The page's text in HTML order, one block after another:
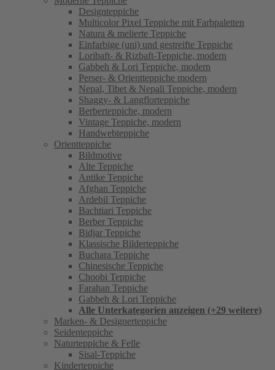
Designteppiche
Multicolor Pixel Teppiche mit Farbpaletten
Natura & melierte Teppiche
Einfarbige (uni) und gestreifte Teppiche
Loribaft- & Rizbaft-Teppiche, modern
Gabbeh & Lori Teppiche, modern
Perser- & Orientteppiche modern
Nepal, Tibet & Nepali Teppiche, modern
Shaggy- & Langflorteppiche
Berberteppiche, modern
Vintage Teppiche, modern
Handwebteppiche
Orientteppiche
Bildmotive
Alte Teppiche
Antike Teppiche
Afghan Teppiche
Ardebil Teppiche
Bachtiari Teppiche
Berber Teppiche
Bidjar Teppiche
Klassische Bilderteppiche
Buchara Teppiche
Chinesische Teppiche
Choobi Teppiche
Farahan Teppiche
Gabbeh & Lori Teppiche
Alle Unterkategorien anzeigen (+29 weitere)
Marken- & Designerteppiche
Seidenteppiche
Naturteppiche & Felle
Sisal-Teppiche
Kinderteppiche